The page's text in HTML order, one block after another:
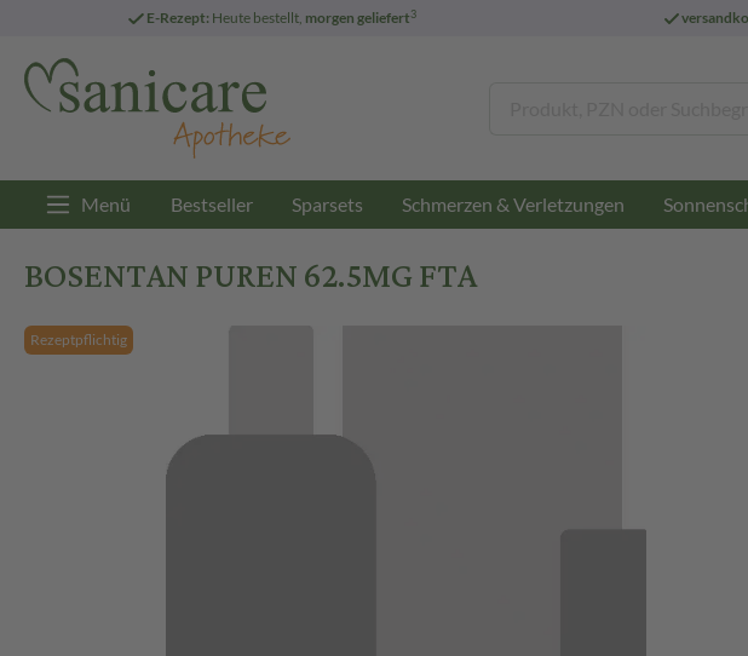
E-Rezept: Heute bestellt, morgen geliefert3
Menü Bestseller Sparsets Schmerzen & Verletzungen
BOSENTAN PUREN 62.5MG FTA
Rezeptpflichtig